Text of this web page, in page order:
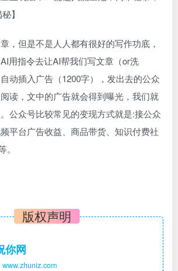
，但是不是人人都有很好的写作功底，
用指令去让AI帮我们写文章（or洗
动插入广告（1200字），发出去的公众
读，文中的广告就会得到曝光，我们就
公众号比较常见的变现方式就是:接公众
平台广告收益、商品带货、知识付费社
版权声明
你网
www.zhuniz.com